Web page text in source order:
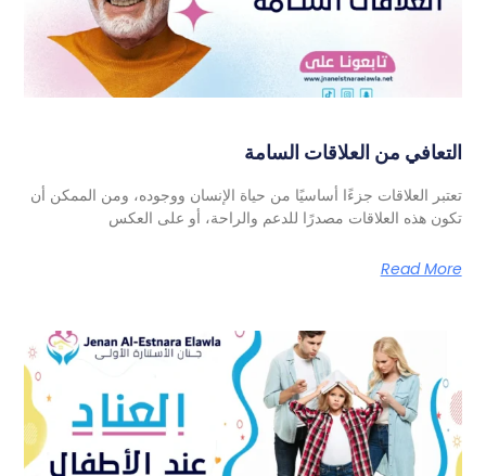
التعافي من العلاقات السامة
تعتبر العلاقات جزءًا أساسيًا من حياة الإنسان ووجوده، ومن الممكن أن
تكون هذه العلاقات مصدرًا للدعم والراحة، أو على العكس
Read More